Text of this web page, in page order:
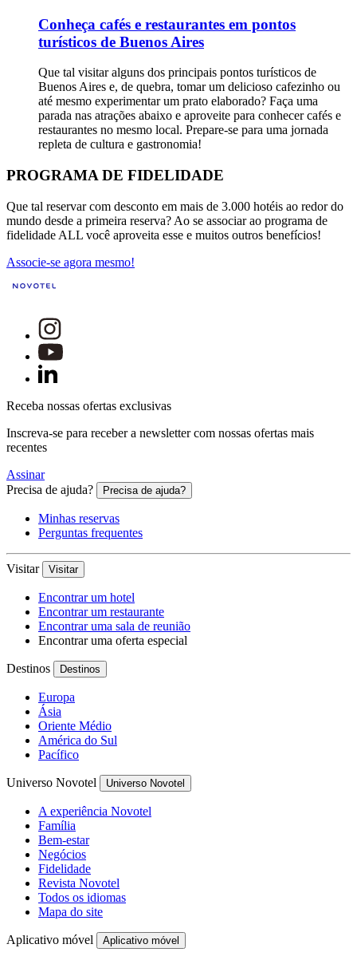
Conheça cafés e restaurantes em pontos
turísticos de Buenos Aires
Que tal visitar alguns dos principais pontos turísticos de
Buenos Aires e, de quebra, tomar um delicioso cafezinho ou
até mesmo experimentar um prato elaborado? Faça uma
parada nas atrações abaixo e aproveite para conhecer cafés e
restaurantes no mesmo local. Prepare-se para uma jornada
repleta de cultura e gastronomia!
PROGRAMA DE FIDELIDADE
Que tal reservar com desconto em mais de 3.000 hotéis ao redor do
mundo desde a primeira reserva? Ao se associar ao programa de
fidelidade ALL você aproveita esse e muitos outros benefícios!
Associe-se agora mesmo!
Receba nossas ofertas exclusivas
Inscreva-se para receber a newsletter com nossas ofertas mais
recentes
Assinar
Precisa de ajuda?
Precisa de ajuda?
Minhas reservas
Perguntas frequentes
Visitar Visitar
Encontrar um hotel
Encontrar um restaurante
Encontrar uma sala de reunião
Encontrar uma oferta especial
Destinos Destinos
Europa
Ásia
Oriente Médio
América do Sul
Pacífico
Universo Novotel Universo Novotel
A experiência Novotel
Família
Bem-estar
Negócios
Fidelidade
Revista Novotel
Todos os idiomas
Mapa do site
Aplicativo móvel Aplicativo móvel